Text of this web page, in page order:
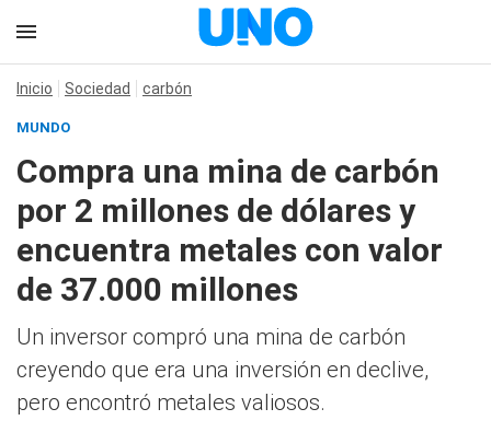
Inicio Sociedad carbón
MUNDO
Compra una mina de carbón
por 2 millones de dólares y
encuentra metales con valor
de 37.000 millones
Un inversor compró una mina de carbón
creyendo que era una inversión en declive,
pero encontró metales valiosos.